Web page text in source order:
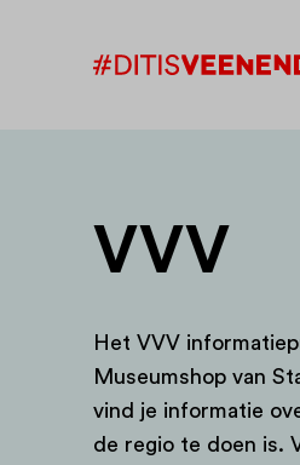
VVV
Het VVV
Museumshop van
vind je informatie
de regio te doen is.